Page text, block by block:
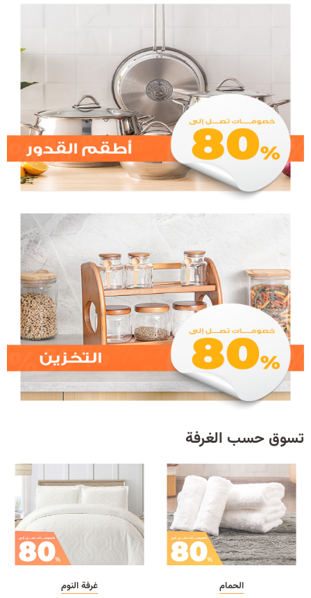
تسوق حسب الغرفة
الحمام غرفة النوم